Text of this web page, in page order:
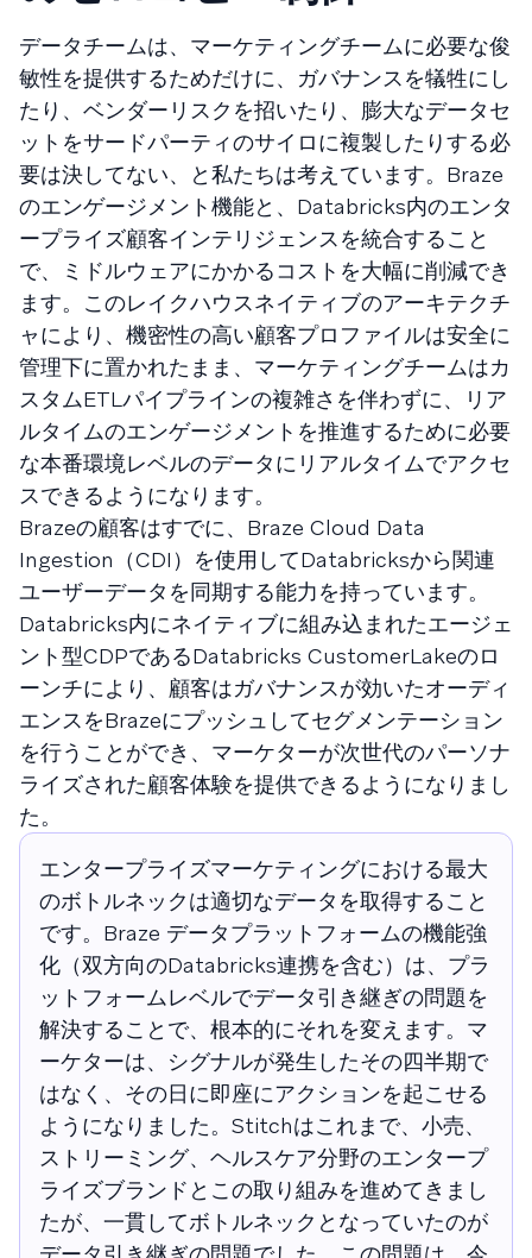
データチームは、マーケティングチームに必要な俊
敏性を提供するためだけに、ガバナンスを犠牲にし
たり、ベンダーリスクを招いたり、膨大なデータセ
ットをサードパーティのサイロに複製したりする必
要は決してない、と私たちは考えています。Braze
のエンゲージメント機能と、Databricks内のエンタ
ープライズ顧客インテリジェンスを統合すること
で、ミドルウェアにかかるコストを大幅に削減でき
ます。このレイクハウスネイティブのアーキテクチ
ャにより、機密性の高い顧客プロファイルは安全に
管理下に置かれたまま、マーケティングチームはカ
スタムETLパイプラインの複雑さを伴わずに、リア
ルタイムのエンゲージメントを推進するために必要
な本番環境レベルのデータにリアルタイムでアクセ
スできるようになります。
Brazeの顧客はすでに、Braze Cloud Data
Ingestion（CDI）を使用してDatabricksから関連
ユーザーデータを同期する能力を持っています。
Databricks内にネイティブに組み込まれたエージェ
ント型CDPであるDatabricks CustomerLakeのロ
ーンチにより、顧客はガバナンスが効いたオーディ
エンスをBrazeにプッシュしてセグメンテーション
を行うことができ、マーケターが次世代のパーソナ
ライズされた顧客体験を提供できるようになりまし
た。
エンタープライズマーケティングにおける最大
のボトルネックは適切なデータを取得すること
です。Braze データプラットフォームの機能強
化（双方向のDatabricks連携を含む）は、プラ
ットフォームレベルでデータ引き継ぎの問題を
解決することで、根本的にそれを変えます。マ
ーケターは、シグナルが発生したその四半期で
はなく、その日に即座にアクションを起こせる
ようになりました。Stitchはこれまで、小売、
ストリーミング、ヘルスケア分野のエンタープ
ライズブランドとこの取り組みを進めてきまし
たが、一貫してボトルネックとなっていたのが